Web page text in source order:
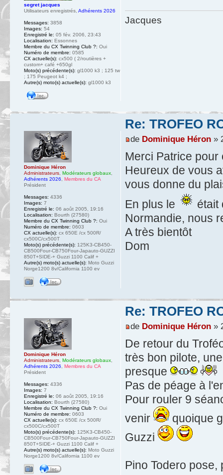
Jacques
segret jacques
Utilisateurs enregistrés, Adhérents 2026
Messages: 3858
Images: 54
Enregistré le: 05 fév. 2006, 23:43
Localisation: Essonnes
Membre du CX Twinning Club ?: Oui
Numéro de membre: 0585
CX actuelle(s): cx500 ( 2/routières +
custom+ café +650gl
Moto(s) précédente(s): gl1000 k3 ; 125 tw
; 175 Peugeot k4 ;
Autre(s) moto(s) actuelle(s): gl1000 k3
Re: TROFEO
de Dominique Héron»
Merci Patrice
Heureux de vous
vous donne du
En plus le
était
Normandie, nous
A très bientôt
Dom
Dominique Héron
Administrateurs, Modérateurs globaux,
Adhérents 2026, Membres du CA
Président
Messages: 4336
Images: 7
Enregistré le: 06 août 2005, 19:16
Localisation: Bourth (27580)
Membre du CX Twinning Club ?: Oui
Numéro de membre: 0603
CX actuelle(s): cx 650E /cx 500R/
cx500C/cx500T
Moto(s) précédente(s): 125K3-CB450-
CB500Four-CB750Four-Japauto-GUZZI
850T+SIDE-+ Guzzi 1100 Calif +
Autre(s) moto(s) actuelle(s): Moto Guzzi
Norge1200 8v/California 1100 ev
Re: TROFEO
de Dominique Héron»
De retour du
très bon pilote,
presque
Pas de péage à
Pour rouler 9
venir
quoique
Guzzi
Pino Todero
Dominique Héron
Administrateurs, Modérateurs globaux,
Adhérents 2026, Membres du CA
Président
Messages: 4336
Images: 7
Enregistré le: 06 août 2005, 19:16
Localisation: Bourth (27580)
Membre du CX Twinning Club ?: Oui
Numéro de membre: 0603
CX actuelle(s): cx 650E /cx 500R/
cx500C/cx500T
Moto(s) précédente(s): 125K3-CB450-
CB500Four-CB750Four-Japauto-GUZZI
850T+SIDE-+ Guzzi 1100 Calif +
Autre(s) moto(s) actuelle(s): Moto Guzzi
Norge1200 8v/California 1100 ev